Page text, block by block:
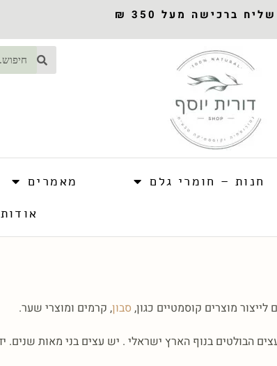
ברכישה מעל 350 ₪
חנות – חומרי גלם מאמרים
אודות
מוצרים קוסמטיים כגון, סבון, קרמים ומוצרי שער.